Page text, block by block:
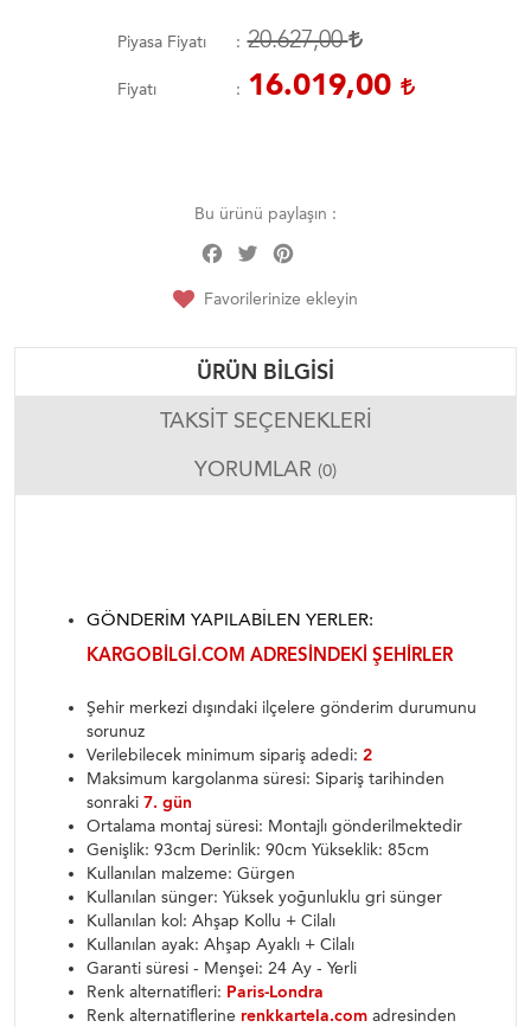
Piyasa Fiyatı 20.627,00
Fiyatı 16.019,00
Bu ürünü paylaşın :
Facebook
Twitter
Favorilerinize ekleyin
ÜRÜN BILGISI
TAKSIT SEÇENEKLERI
YORUMLAR (0)
GÖNDERIM YAPILABILEN YERLER:
KARGOBILGI.COM ADRESINDEKI ŞEHIRLER
Şehir merkezi dışındaki ilçelere gönderim durumunu
sorunuz
Verilebilecek minimum sipariş adedi: 2
Maksimum kargolanma süresi: Sipariş tarihinden
sonraki 7. gün
Ortalama montaj süresi: Montajlı gönderilmektedir
Genişlik: 93cm Derinlik: 90cm Yükseklik: 85cm
Kullanılan malzeme: Gürgen
Kullanılan sünger: Yüksek yoğunluklu gri sünger
Kullanılan kol: Ahşap Kollu + Cilalı
Kullanılan ayak: Ahşap Ayaklı + Cilalı
Garanti süresi - Menşei: 24 Ay - Yerli
Renk alternatifleri: Paris-Londra
Renk alternatiflerine renkkartela.com adresinden